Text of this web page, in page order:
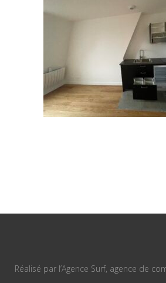
Réalisé par l’Agence Surf, agence de